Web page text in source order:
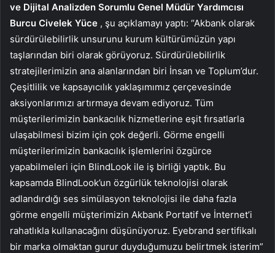
ve Dijital Analizden Sorumlu Genel Müdür Yardımcısı
Burcu Civelek Yüce , şu açıklamayı yaptı: “Akbank olarak
sürdürülebilirlik unsurunu kurum kültürümüzün yapı
taşlarından biri olarak görüyoruz. Sürdürülebilirlik
stratejilerimizin ana alanlarından biri İnsan ve Toplum’dur.
Çeşitlilik ve kapsayıcılık yaklaşımımız çerçevesinde
aksiyonlarımızı artırmaya devam ediyoruz. Tüm
müşterilerimizin bankacılık hizmetlerine eşit fırsatlarla
ulaşabilmesi bizim için çok değerli. Görme engelli
müşterilerimizin bankacılık işlemlerini özgürce
yapabilmeleri için BlindLook ile iş birliği yaptık. Bu
kapsamda BlindLook’un özgürlük teknolojisi olarak
adlandırdığı ses simülasyon teknolojisi ile daha fazla
görme engelli müşterimizin Akbank Portatif ve İnternet’i
rahatlıkla kullanacağını düşünüyoruz. Eyebrand sertifikalı
bir marka olmaktan gurur duyduğumuzu belirtmek isterim”